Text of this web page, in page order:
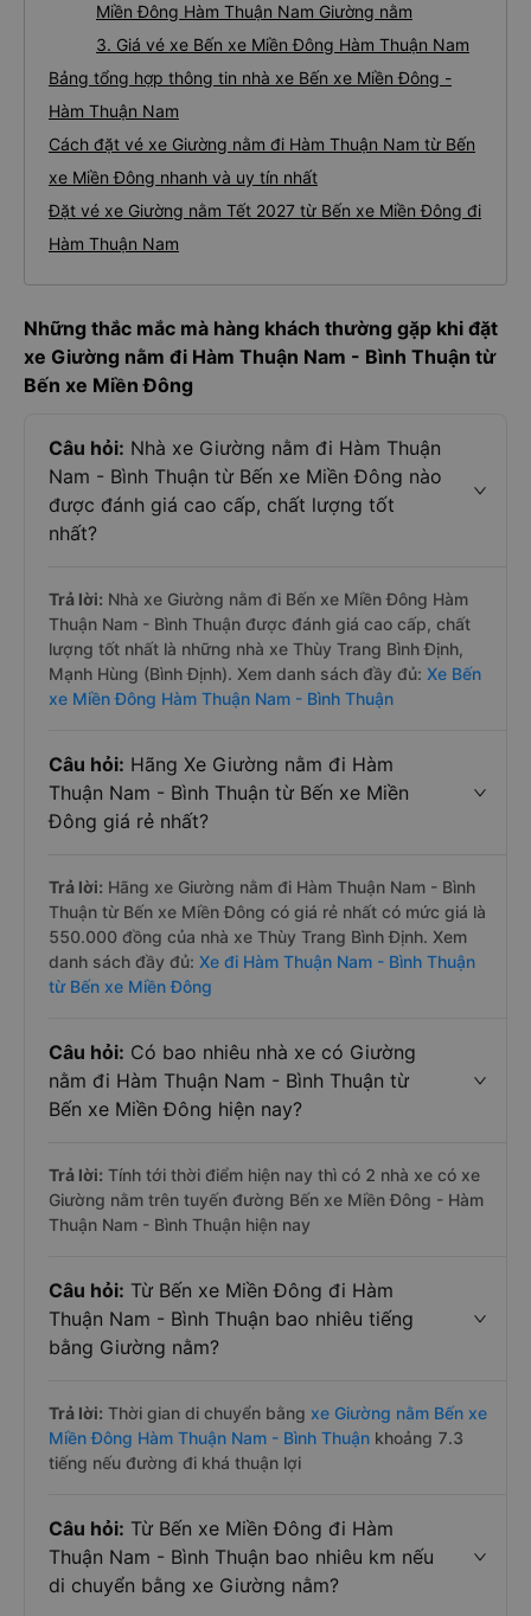
Miền Đông Hàm Thuận Nam Giường nằm
3. Giá vé xe Bến xe Miền Đông Hàm Thuận Nam
Bảng tổng hợp thông tin nhà xe Bến xe Miền Đông -
Hàm Thuận Nam
Cách đặt vé xe Giường nằm đi Hàm Thuận Nam từ Bến
xe Miền Đông nhanh và uy tín nhất
Đặt vé xe Giường nằm Tết 2027 từ Bến xe Miền Đông đi
Hàm Thuận Nam
Những thắc mắc mà hàng khách thường gặp khi đặt
xe Giường nằm đi Hàm Thuận Nam - Bình Thuận từ
Bến xe Miền Đông
Câu hỏi: Nhà xe Giường nằm đi Hàm Thuận
Nam - Bình Thuận từ Bến xe Miền Đông nào
được đánh giá cao cấp, chất lượng tốt
nhất?
Trả lời: Nhà xe Giường nằm đi Bến xe Miền Đông Hàm
Thuận Nam - Bình Thuận được đánh giá cao cấp, chất
lượng tốt nhất là những nhà xe Thùy Trang Bình Định,
Mạnh Hùng (Bình Định). Xem danh sách đầy đủ: Xe Bến
xe Miền Đông Hàm Thuận Nam - Bình Thuận
Câu hỏi: Hãng Xe Giường nằm đi Hàm
Thuận Nam - Bình Thuận từ Bến xe Miền
Đông giá rẻ nhất?
Trả lời: Hãng xe Giường nằm đi Hàm Thuận Nam - Bình
Thuận từ Bến xe Miền Đông có giá rẻ nhất có mức giá là
550.000 đồng của nhà xe Thùy Trang Bình Định. Xem
danh sách đầy đủ: Xe đi Hàm Thuận Nam - Bình Thuận
từ Bến xe Miền Đông
Câu hỏi: Có bao nhiêu nhà xe có Giường
nằm đi Hàm Thuận Nam - Bình Thuận từ
Bến xe Miền Đông hiện nay?
Trả lời: Tính tới thời điểm hiện nay thì có 2 nhà xe có xe
Giường nằm trên tuyến đường Bến xe Miền Đông - Hàm
Thuận Nam - Bình Thuận hiện nay
Câu hỏi: Từ Bến xe Miền Đông đi Hàm
Thuận Nam - Bình Thuận bao nhiêu tiếng
bằng Giường nằm?
Trả lời: Thời gian di chuyển bằng xe Giường nằm Bến xe
Miền Đông Hàm Thuận Nam - Bình Thuận khoảng 7.3
tiếng nếu đường đi khá thuận lợi
Câu hỏi: Từ Bến xe Miền Đông đi Hàm
Thuận Nam - Bình Thuận bao nhiêu km nếu
di chuyển bằng xe Giường nằm?